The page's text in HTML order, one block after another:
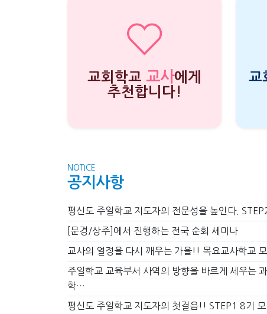
교회학교 교사에게
추천합니다!
교
NOTICE
공지사항
평신도 주일학교 지도자의 전문성을 높인다.
[문경/상주]에서 진행하는 전국 순회 세미나
교사의 열정을 다시 깨우는 가을!! 목요교사학교
주일학교 교육부서 사역의 방향을 바르게 세우는
학…
평신도 주일학교 지도자의 첫걸음!! STEP1 8기 모